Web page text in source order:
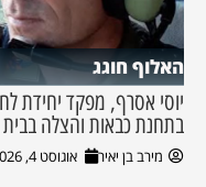
האלוף חוגג
יוסי אסרף, מפקד יחידת
בתחנת כבאות והצלה
מירב בן יאיר אוגוסט 4, 2026